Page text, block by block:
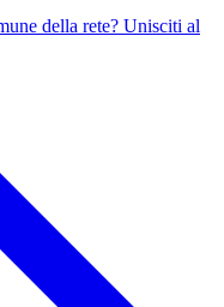
della rete? Unisciti al